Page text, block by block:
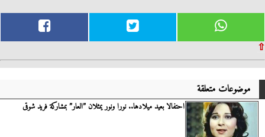
⇧
موضوعات متعلقة
احتفالا بعيد ميلادها.. نورا ونور يمثلان ”العار” بمشاركة فريد شوقى